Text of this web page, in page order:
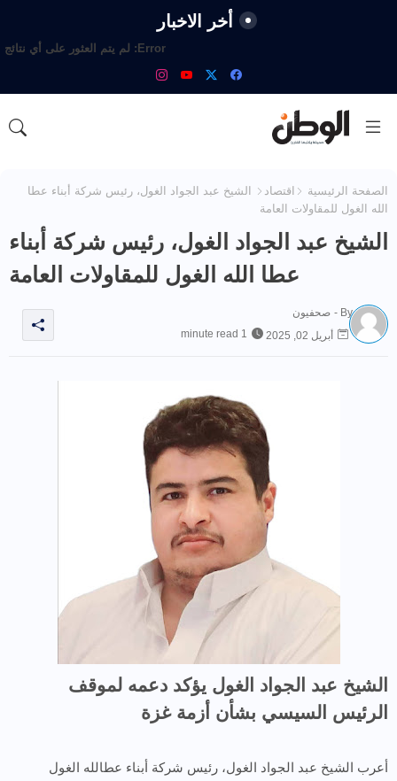
أخر الاخبار
Error: لم يتم العثور على أي نتائج
الصفحة الرئيسية اقتصاد
الشيخ عبد الجواد الغول، رئيس شركة أبناء عطا
الله الغول للمقاولات العامة
الشيخ عبد الجواد الغول، رئيس شركة أبناء
عطا الله الغول للمقاولات العامة
By -
صحفيون
أبريل 02, 2025
1 minute read
الشيخ عبد الجواد الغول يؤكد دعمه لموقف
الرئيس السيسي بشأن أزمة غزة
أعرب الشيخ عبد الجواد الغول، رئيس شركة أبناء عطالله الغول